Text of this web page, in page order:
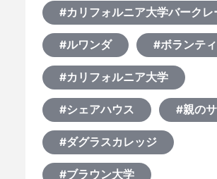
#カリフォルニア大学バークレ
#ルワンダ #ボランテ
#カリフォルニア大学
#シェアハウス #親の
#ダグラスカレッジ
#ブラウン大学